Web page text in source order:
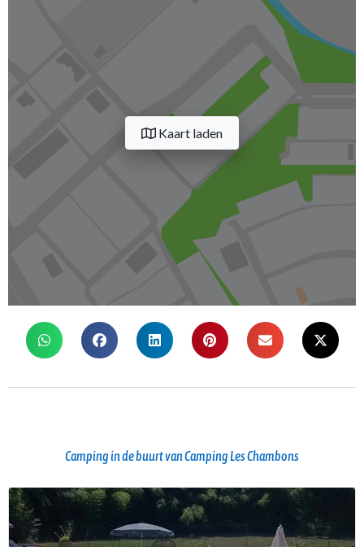
Kaart laden
Camping in de buurt van Camping Les Chambons